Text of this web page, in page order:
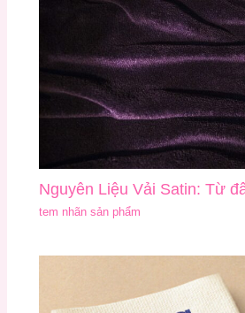
Nguyên Liệu Vải Satin: Từ
tem nhãn sản phẩm